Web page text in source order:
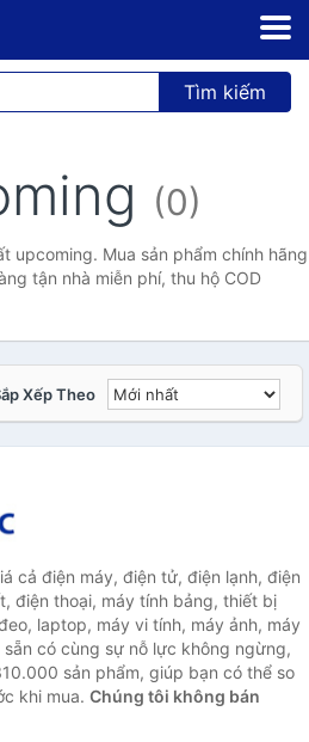
Tìm kiếm
(0)
upcoming. Mua sản phẩm chính hãng
tận nhà miễn phí, thu hộ COD
Xếp Theo
cả điện máy, điện tử, điện lạnh, điện
điện thoại, máy tính bảng, thiết bị
laptop, máy vi tính, máy ảnh, máy
có cùng sự nỗ lực không ngừng,
sản phẩm, giúp bạn có thể so
khi mua. Chúng tôi không bán